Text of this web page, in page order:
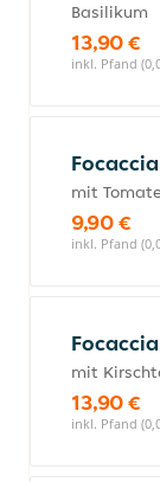
Basilikum
13,90 €
inkl. Pfand
mit
9,90 €
inkl. Pfand
mit
13,90 €
inkl. Pfand